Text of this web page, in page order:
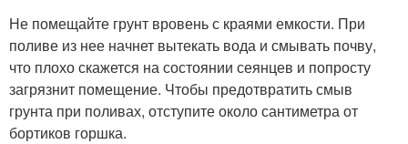
Не помещайте грунт вровень с краями емкости. При
поливе из нее начнет вытекать вода и смывать почву,
что плохо скажется на состоянии сеянцев и попросту
загрязнит помещение. Чтобы предотвратить смыв
грунта при поливах, отступите около сантиметра от
бортиков горшка.